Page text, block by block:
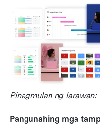
Pinagmulan ng
Pangunahing mga